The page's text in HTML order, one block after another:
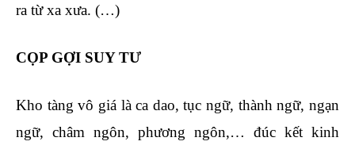
ra từ xa xưa. (…)
CỌP GỢI SUY TƯ
Kho tàng vô giá là ca dao, tục ngữ, thành ngữ, ngạn
ngữ, châm ngôn, phương ngôn,… đúc kết kinh